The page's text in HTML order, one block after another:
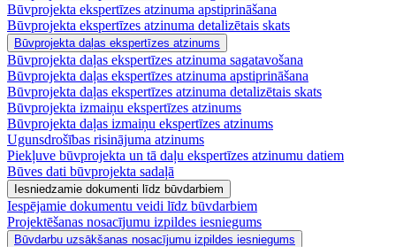
Būvprojekta ekspertīzes atzinuma apstiprināšana
Būvprojekta ekspertīzes atzinuma detalizētais skats
Būvprojekta daļas ekspertīzes atzinums
Būvprojekta daļas ekspertīzes atzinuma sagatavošana
Būvprojekta daļas ekspertīzes atzinuma apstiprināšana
Būvprojekta daļas ekspertīzes atzinuma detalizētais skats
Būvprojekta izmaiņu ekspertīzes atzinums
Būvprojekta daļas izmaiņu ekspertīzes atzinums
Ugunsdrošības risinājuma atzinums
Piekļuve būvprojekta un tā daļu ekspertīzes atzinumu datiem
Būves dati būvprojekta sadaļā
Iesniedzamie dokumenti līdz būvdarbiem
Iespējamie dokumentu veidi līdz būvdarbiem
Projektēšanas nosacījumu izpildes iesniegums
Būvdarbu uzsākšanas nosacījumu izpildes iesniegums